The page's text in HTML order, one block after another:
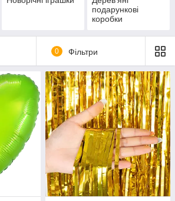
подарункові
коробки
0 Фільтри